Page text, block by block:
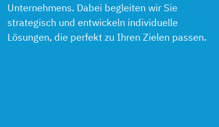
Unternehmens. Dabei begleiten wir Sie
strategisch und entwickeln individuelle
Lösungen, die perfekt zu Ihren Zielen passen.